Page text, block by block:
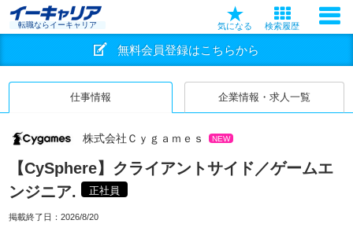
転職ならイーキャリア 気になる 検索履歴
無料会員登録はこちらから
仕事情報 企業情報・求人一覧
株式会社Ｃｙｇａｍｅｓ NEW
【CySphere】クライアントサイド／ゲームエ
ンジニア.
正社員
掲載終了日： 2026/8/20